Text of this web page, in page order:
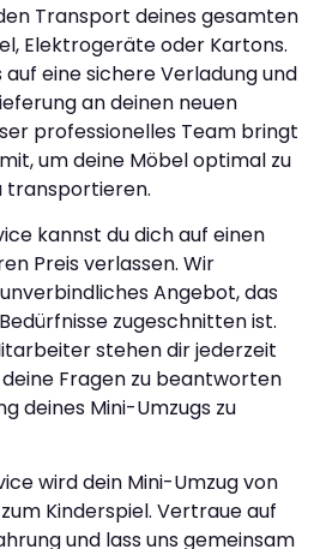
Transport deines gesamten
Elektrogeräte oder Kartons.
eine sichere Verladung und
an deinen neuen
professionelles Team bringt
um deine Möbel optimal zu
transportieren.
kannst du dich auf einen
Preis verlassen. Wir
Angebot, das
zugeschnitten ist.
stehen dir jederzeit
Fragen zu beantworten
deines Mini-Umzugs zu
wird dein Mini-Umzug von
Kinderspiel. Vertraue auf
und lass uns gemeinsam